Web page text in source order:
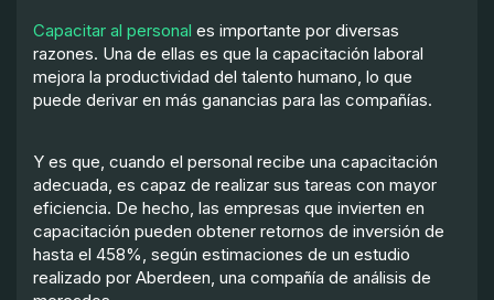
Capacitar al personal es importante por diversas
razones. Una de ellas es que la capacitación laboral
mejora la productividad del talento humano, lo que
puede derivar en más ganancias para las compañías.
Y es que, cuando el personal recibe una capacitación
adecuada, es capaz de realizar sus tareas con mayor
eficiencia. De hecho, las empresas que invierten en
capacitación pueden obtener retornos de inversión de
hasta el 458%, según estimaciones de un estudio
realizado por Aberdeen, una compañía de análisis de